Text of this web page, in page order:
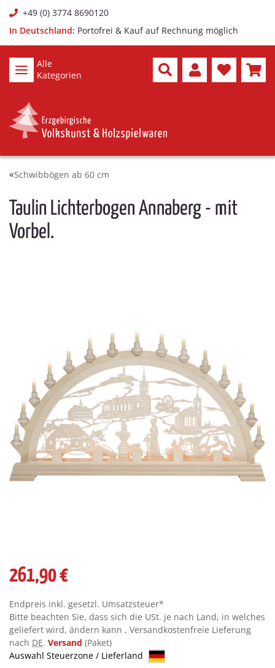
+49 (0) 3774 8690120
In Deutschland: Portofrei & Kauf auf Rechnung möglich
Alle
Kategorien
Schwibbögen ab 60 cm
Taulin Lichterbogen Annaberg - mit
Vorbel.
261,90 €
Endpreis inkl. gesetzl. Umsatzsteuer*
Bitte beachten Sie, dass sich die USt. je nach Land, in welches
geliefert wird, ändern kann , Versandkostenfreie Lieferung
nach DE. Versand (Paket)
Auswahl Steuerzone / Lieferland